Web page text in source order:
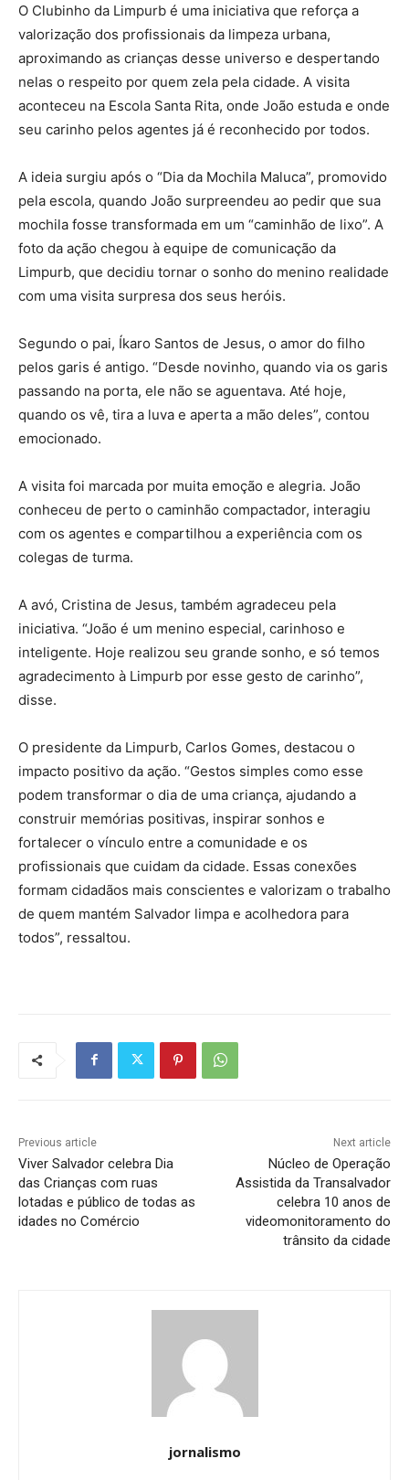
O Clubinho da Limpurb é uma iniciativa que reforça a
valorização dos profissionais da limpeza urbana,
aproximando as crianças desse universo e despertando
nelas o respeito por quem zela pela cidade. A visita
aconteceu na Escola Santa Rita, onde João estuda e onde
seu carinho pelos agentes já é reconhecido por todos.
A ideia surgiu após o “Dia da Mochila Maluca”, promovido
pela escola, quando João surpreendeu ao pedir que sua
mochila fosse transformada em um “caminhão de lixo”. A
foto da ação chegou à equipe de comunicação da
Limpurb, que decidiu tornar o sonho do menino realidade
com uma visita surpresa dos seus heróis.
Segundo o pai, Íkaro Santos de Jesus, o amor do filho
pelos garis é antigo. “Desde novinho, quando via os garis
passando na porta, ele não se aguentava. Até hoje,
quando os vê, tira a luva e aperta a mão deles”, contou
emocionado.
A visita foi marcada por muita emoção e alegria. João
conheceu de perto o caminhão compactador, interagiu
com os agentes e compartilhou a experiência com os
colegas de turma.
A avó, Cristina de Jesus, também agradeceu pela
iniciativa. “João é um menino especial, carinhoso e
inteligente. Hoje realizou seu grande sonho, e só temos
agradecimento à Limpurb por esse gesto de carinho”,
disse.
O presidente da Limpurb, Carlos Gomes, destacou o
impacto positivo da ação. “Gestos simples como esse
podem transformar o dia de uma criança, ajudando a
construir memórias positivas, inspirar sonhos e
fortalecer o vínculo entre a comunidade e os
profissionais que cuidam da cidade. Essas conexões
formam cidadãos mais conscientes e valorizam o trabalho
de quem mantém Salvador limpa e acolhedora para
todos”, ressaltou.
Previous article
Viver Salvador celebra Dia
das Crianças com ruas
lotadas e público de todas as
idades no Comércio
Next article
Núcleo de Operação
Assistida da Transalvador
celebra 10 anos de
videomonitoramento do
trânsito da cidade
jornalismo